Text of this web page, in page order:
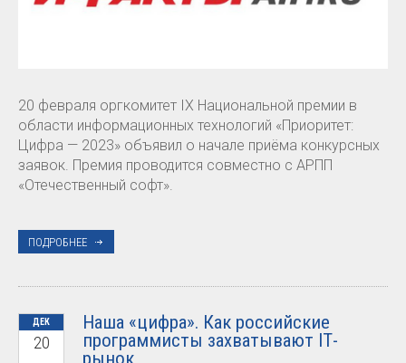
20 февраля оргкомитет IX Национальной премии в
области информационных технологий «Приоритет:
Цифра — 2023» объявил о начале приёма конкурсных
заявок. Премия проводится совместно с АРПП
«Отечественный софт».
ПОДРОБНЕЕ
ДЕК
20
Наша «цифра». Как российские
программисты захватывают IТ-
рынок